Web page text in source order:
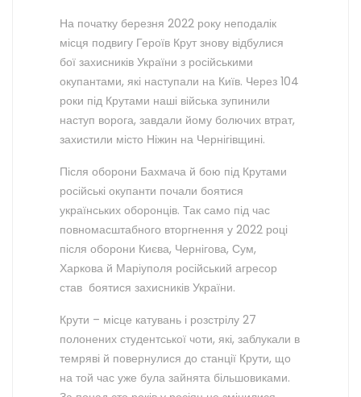
На початку березня 2022 року неподалік
місця подвигу Героїв Крут знову відбулися
бої захисників України з російськими
окупантами, які наступали на Київ. Через 104
роки під Крутами наші війська зупинили
наступ ворога, завдали йому болючих втрат,
захистили місто Ніжин на Чернігівщині.
Після оборони Бахмача й бою під Крутами
російські окупанти почали боятися
українських оборонців. Так само під час
повномасштабного вторгнення у 2022 році
після оборони Києва, Чернігова, Сум,
Харкова й Маріуполя російський агресор
став боятися захисників України.
Крути – місце катувань і розстрілу 27
полонених студентської чоти, які, заблукали в
темряві й повернулися до станції Крути, що
на той час уже була зайнята більшовиками.